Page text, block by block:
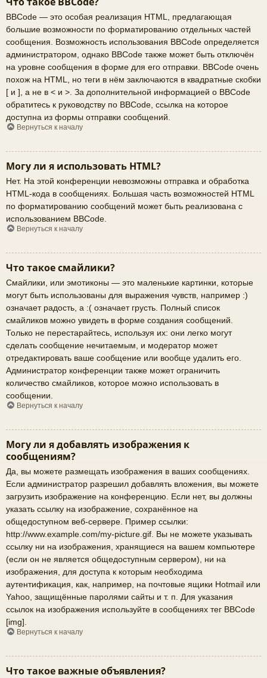
BBCode — это особая реализация HTML, предлагающая
большие возможности по форматированию отдельных частей
сообщения. Возможность использования BBCode определяется
администратором, однако BBCode также может быть отключён
на уровне сообщения в форме для его отправки. BBCode очень
похож на HTML, но теги в нём заключаются в квадратные скобки
[ и ], а не в < и >. За дополнительной информацией о BBCode
обратитесь к руководству по BBCode, ссылка на которое
доступна из формы отправки сообщений.
Вернуться к началу
Могу ли я использовать HTML?
Нет. На этой конференции невозможны отправка и обработка
HTML-кода в сообщениях. Большая часть возможностей HTML
по форматированию сообщений может быть реализована с
использованием BBCode.
Вернуться к началу
Что такое смайлики?
Смайлики, или эмотиконы — это маленькие картинки, которые
могут быть использованы для выражения чувств, например :)
означает радость, а :( означает грусть. Полный список
смайликов можно увидеть в форме создания сообщений.
Только не перестарайтесь, используя их: они легко могут
сделать сообщение нечитаемым, и модератор может
отредактировать ваше сообщение или вообще удалить его.
Администратор конференции также может ограничить
количество смайликов, которое можно использовать в
сообщении.
Вернуться к началу
Могу ли я добавлять изображения к
сообщениям?
Да, вы можете размещать изображения в ваших сообщениях.
Если администратор разрешил добавлять вложения, вы можете
загрузить изображение на конференцию. Если нет, вы должны
указать ссылку на изображение, сохранённое на
общедоступном веб-сервере. Пример ссылки:
http://www.example.com/my-picture.gif. Вы не можете указывать
ссылку ни на изображения, хранящиеся на вашем компьютере
(если он не является общедоступным сервером), ни на
изображения, для доступа к которым необходима
аутентификация, как, например, на почтовые ящики Hotmail или
Yahoo, защищённые паролями сайты и т. п. Для указания
ссылок на изображения используйте в сообщениях тег BBCode
[img].
Вернуться к началу
Что такое важные объявления?